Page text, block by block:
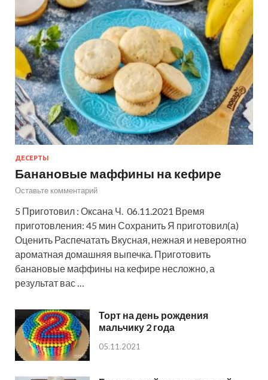
ДЕСЕРТЫ
Банановые маффины на кефире
Оставьте комментарий
5 Приготовил : Оксана Ч. 06.11.2021 Время
приготовления: 45 мин Сохранить Я приготовил(а)
Оценить Распечатать Вкусная, нежная и невероятно
ароматная домашняя выпечка. Приготовить
банановые маффины на кефире несложно, а
результат вас …
Торт на день рождения
мальчику 2 года
05.11.2021